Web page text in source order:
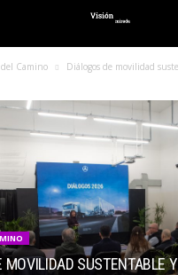
Camino
Diálogos de movilidad
MOVILIDAD SUSTENTABLE